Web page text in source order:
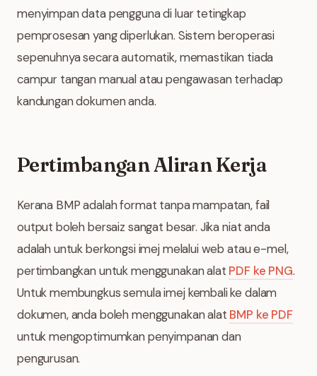
menyimpan data pengguna di luar tetingkap
pemprosesan yang diperlukan. Sistem beroperasi
sepenuhnya secara automatik, memastikan tiada
campur tangan manual atau pengawasan terhadap
kandungan dokumen anda.
Pertimbangan Aliran Kerja
Kerana BMP adalah format tanpa mampatan, fail
output boleh bersaiz sangat besar. Jika niat anda
adalah untuk berkongsi imej melalui web atau e-mel,
pertimbangkan untuk menggunakan alat PDF ke PNG.
Untuk membungkus semula imej kembali ke dalam
dokumen, anda boleh menggunakan alat BMP ke PDF
untuk mengoptimumkan penyimpanan dan
pengurusan.